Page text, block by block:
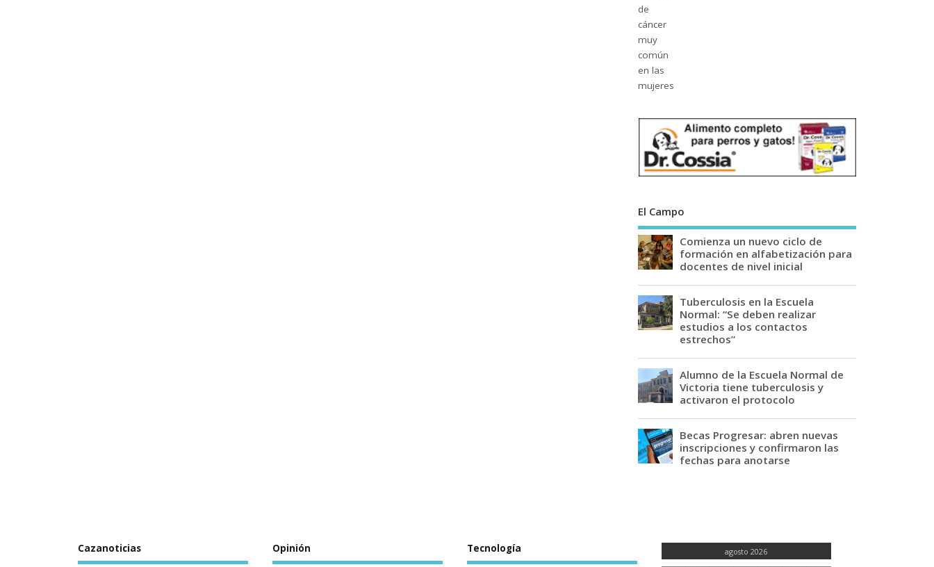
El Campo
Comienza un nuevo ciclo de
formación en alfabetización para
docentes de nivel inicial
Tuberculosis en la Escuela
Normal: “Se deben realizar
estudios a los contactos
estrechos”
Alumno de la Escuela Normal de
Victoria tiene tuberculosis y
activaron el protocolo
Becas Progresar: abren nuevas
inscripciones y confirmaron las
fechas para anotarse
Cazanoticias Opinión Tecnología agosto 2026